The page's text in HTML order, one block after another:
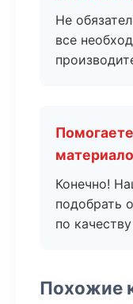
Не
все
Конечно!
подобрать
по
Похожие